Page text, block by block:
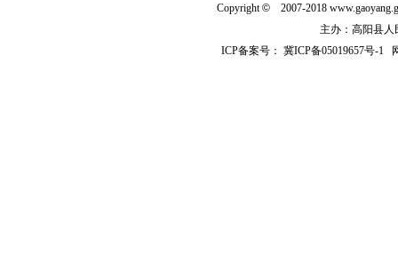
Copyright© 2007-2018
主办：高阳县人
ICP备案号：冀ICP备05019657号-1